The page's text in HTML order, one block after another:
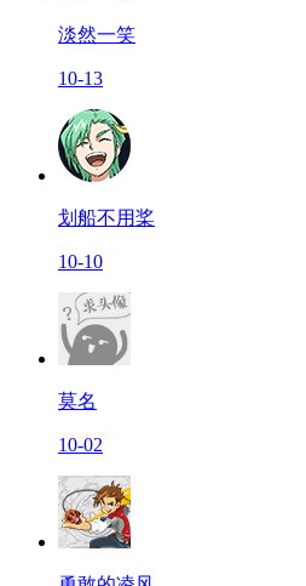
淡然一笑
10-13
划船不用桨
10-10
莫名
10-02